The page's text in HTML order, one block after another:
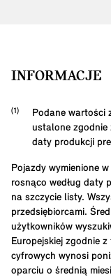
INFORMACJE
Podane wartości
ustalone zgodnie
daty produkcji
Pojazdy wymienione
rosnąco według daty
na szczycie listy.
przedsiębiorcami.
użytkowników
Europejskiej zgodnie
cyfrowych wynosi
oparciu o średnią